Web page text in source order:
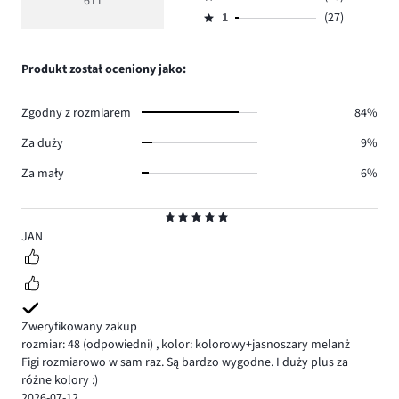
5
JAN
Zweryfikowany zakup
rozmiar: 48 (odpowiedni) , kolor: kolorowy+jasnoszary melanż
Figi rozmiarowo w sam raz. Są bardzo wygodne. I duży plus za
różne kolory :)
500.
głosów
ilość
Ocena
2,
Ocena
1,
1 (27)
Produkt został oceniony jako:
Zgodny z rozmiarem
84%
Za duży
9%
Za mały
6%